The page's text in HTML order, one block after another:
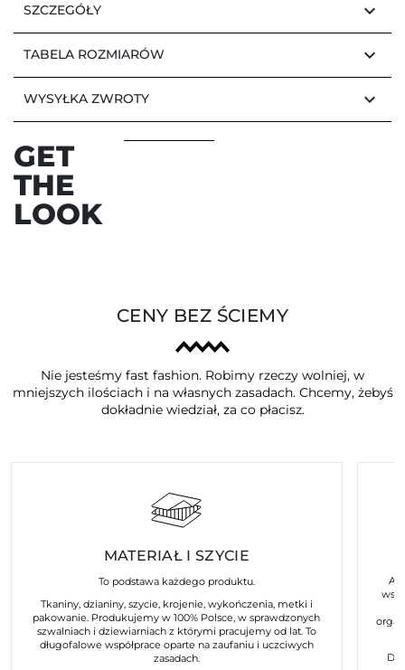
SZCZEGÓŁY keyboard_arrow_down
TABELA ROZMIARÓW keyboard_arrow_down
WYSYŁKA ZWROTY keyboard_arrow_down
GET
THE
LOOK
CENY BEZ ŚCIEMY
Nie jesteśmy fast fashion. Robimy rzeczy wolniej, w
mniejszych ilościach i na własnych zasadach. Chcemy, żebyś
dokładnie wiedział, za co płacisz.
MATERIAŁ I SZYCIE
To podstawa każdego produktu.
Tkaniny, dzianiny, szycie, krojenie, wykończenia, metki i
pakowanie. Produkujemy w 100% Polsce, w sprawdzonych
szwalniach i dziewiarniach z którymi pracujemy od lat. To
długofalowe współprace oparte na zaufaniu i uczciwych
zasadach.